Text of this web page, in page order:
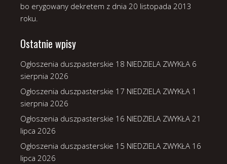
bo erygowany dekretem z dnia 20 listopada 2013
roku.
Ostatnie wpisy
Ogłoszenia duszpasterskie 18 NIEDZIELA ZWYKŁA 6
sierpnia 2026
Ogłoszenia duszpasterskie 17 NIEDZIELA ZWYKŁA 1
sierpnia 2026
Ogłoszenia duszpasterskie 16 NIEDZIELA ZWYKŁA 21
lipca 2026
Ogłoszenia duszpasterskie 15 NIEDZIELA ZWYKŁA 16
lipca 2026